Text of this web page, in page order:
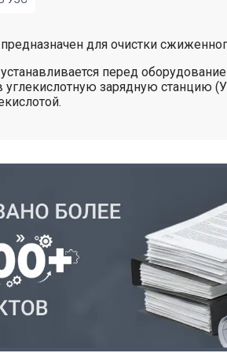
для очистки
перед
зарядную станцию